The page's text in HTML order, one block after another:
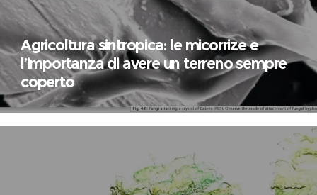
Agricoltura sintropica: le micorrize e
l’importanza di avere un terreno sempre
coperto